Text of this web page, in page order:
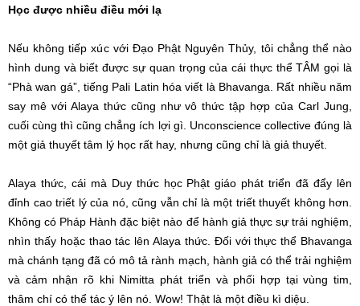
Học được nhiều điều mới lạ
Nếu không tiếp xúc với Đạo Phật Nguyên Thủy, tôi chẳng thể nào
hình dung và biết được sự quan trọng của cái thực thể TÂM gọi là
“Phà wan gá”, tiếng Pali Latin hóa viết là Bhavanga. Rất nhiều năm
say mê với Alaya thức cũng như vô thức tập hợp của Carl Jung,
cuối cùng thì cũng chẳng ích lợi gì. Unconscience collective đúng là
một giả thuyết tâm lý học rất hay, nhưng cũng chỉ là giả thuyết.
Alaya thức, cái mà Duy thức học Phật giáo phát triển đã đẩy lên
đỉnh cao triết lý của nó, cũng vẫn chỉ là một triết thuyết không hơn.
Không có Pháp Hành đặc biệt nào để hành giả thực sự trải nghiệm,
nhìn thấy hoặc thao tác lên Alaya thức. Đối với thực thể Bhavanga
mà chánh tạng đã có mô tả rành mạch, hành giả có thể trải nghiệm
và cảm nhận rõ khi Nimitta phát triển và phối hợp tại vùng tim,
thâm chí có thể tác ý lên nó. Wow! Thật là một điều kì diệu.